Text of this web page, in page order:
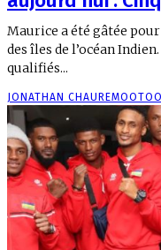
Maurice a été gâtée
des îles de l’océan
qualifiés...
JONATHAN CHAUREMOOTOO